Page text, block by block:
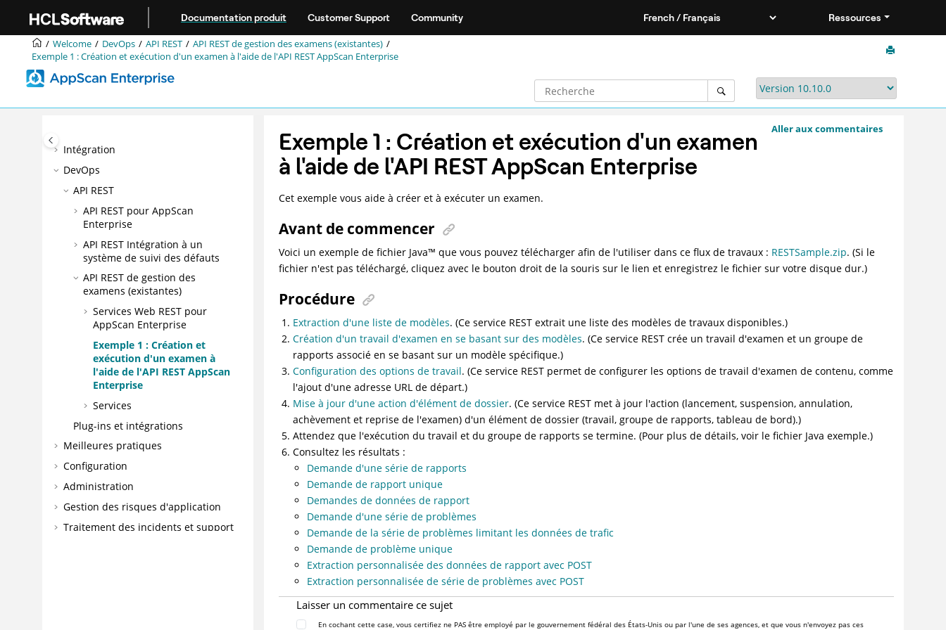
Documentation produit Customer Support Community Ressources
Welcome DevOps API REST
API REST de gestion des examens (existantes)
Exemple 1 : Création et exécution d'un examen à l'aide de l'API REST AppScan Enterprise
Bienvenu
Fonctionnalités d'accessibilité
Présentation du produit
Installation
Intégration
DevOps
API REST
API REST pour AppScan
Enterprise
API REST Intégration à un
système de suivi des défauts
API REST de gestion des
examens (existantes)
Services Web REST pour
AppScan Enterprise
Exemple 1 : Création et
exécution d'un examen à
l'aide de l'API REST AppScan
Enterprise
Services
Plug-ins et intégrations
Meilleures pratiques
Configuration
Administration
Gestion des risques d'application
Traitement des incidents et support
Aller aux commentaires
Exemple 1 : Création et exécution d'un examen
à l'aide de l'API REST AppScan Enterprise
Cet exemple vous aide à créer et à exécuter un examen.
Avant de commencer
Voici un exemple de fichier Java™ que vous pouvez télécharger afin de l'utiliser dans ce flux de travaux : RESTSample.zip. (Si le
fichier n'est pas téléchargé, cliquez avec le bouton droit de la souris sur le lien et enregistrez le fichier sur votre disque dur.)
Procédure
Extraction d'une liste de modèles. (Ce service REST extrait une liste des modèles de travaux disponibles.)
Création d'un travail d'examen en se basant sur des modèles. (Ce service REST crée un travail d'examen et un groupe de
rapports associé en se basant sur un modèle spécifique.)
Configuration des options de travail. (Ce service REST permet de configurer les options de travail d'examen de contenu, comme
l'ajout d'une adresse URL de départ.)
Mise à jour d'une action d'élément de dossier. (Ce service REST met à jour l'action (lancement, suspension, annulation,
achèvement et reprise de l'examen) d'un élément de dossier (travail, groupe de rapports, tableau de bord).)
Attendez que l'exécution du travail et du groupe de rapports se termine. (Pour plus de détails, voir le fichier Java exemple.)
Consultez les résultats :
Demande d'une série de rapports
Demande de rapport unique
Demandes de données de rapport
Demande d'une série de problèmes
Demande de la série de problèmes limitant les données de trafic
Demande de problème unique
Extraction personnalisée des données de rapport avec POST
Extraction personnalisée de série de problèmes avec POST
Laisser un commentaire ce sujet
En cochant cette case, vous certifiez ne PAS être employé par le gouvernement fédéral des États-Unis ou par l'une de ses agences, et que vous n'envoyez pas ces